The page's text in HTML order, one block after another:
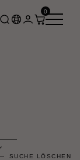
0
SUCHE LÖSCHEN